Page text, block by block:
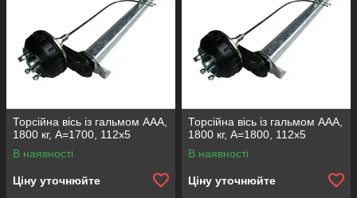
Торсійна вісь із гальмом ААА,
1800 кг, А=1700, 112x5
В наявності
Ціну уточнюйте
Торсійна вісь із гальмом ААА,
1800 кг, А=1800, 112x5
В наявності
Ціну уточнюйте